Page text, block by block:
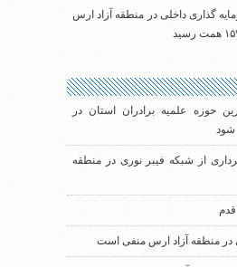
گذاری داخلی در منطقه آزاد ارس
حوزه علمیه برادران استان در
شود
از شبکه فیبر نوری در منطقه
در منطقه آزاد ارس منفی است